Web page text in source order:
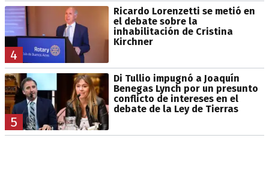
4
Ricardo Lorenzetti se metió en
el debate sobre la
inhabilitación de Cristina
Kirchner
5
Di Tullio impugnó a Joaquín
Benegas Lynch por un presunto
conflicto de intereses en el
debate de la Ley de Tierras